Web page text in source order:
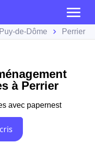
Puy-de-Dôme Perrier